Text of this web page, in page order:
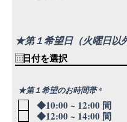
★第１希望日（火曜日以
★第１希望のお時間帯 *
項
目
◆10:00 ~ 12:00 間
◆12:00 ~ 14:00 間